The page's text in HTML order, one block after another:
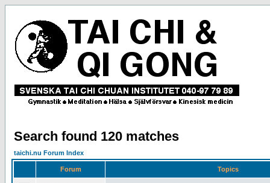
Search found 120 matches
taichi.nu Forum Index
Forum Topics